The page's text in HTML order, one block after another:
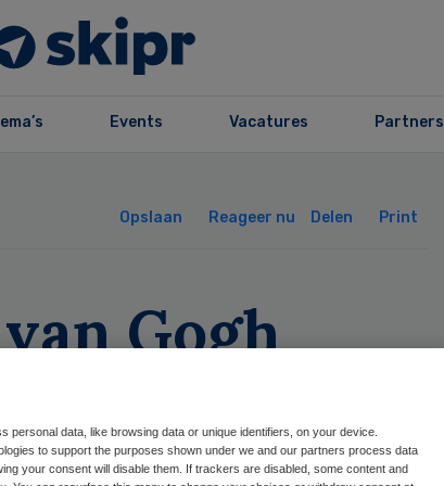
Events Vacatures Partners
Opslaan Reageer nu Delen Print
Gogh
met
personal data, like browsing data or unique identifiers, on your device.
to support the purposes shown under we and our partners process data
your consent will disable them. If trackers are disabled, some content and